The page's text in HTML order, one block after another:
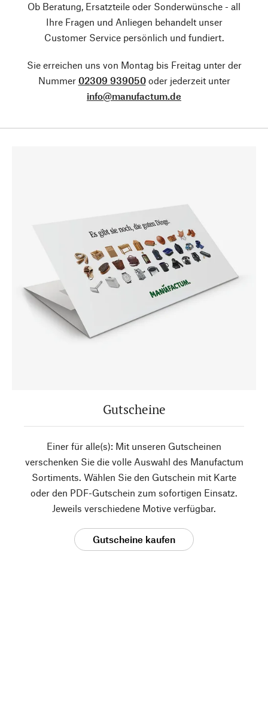
Ob Beratung, Ersatzteile oder Sonderwünsche - all
Ihre Fragen und Anliegen behandelt unser
Customer Service persönlich und fundiert.
Sie erreichen uns von Montag bis Freitag unter der
Nummer 02309 939050oder jederzeit unter
info@manufactum.de
Gutscheine
Einer für alle(s): Mit unseren Gutscheinen
verschenken Sie die volle Auswahl des Manufactum
Sortiments. Wählen Sie den Gutschein mit Karte
oder den PDF-Gutschein zum sofortigen Einsatz.
Jeweils verschiedene Motive verfügbar.
Gutscheine kaufen